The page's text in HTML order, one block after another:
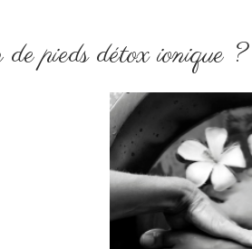
de pieds détox ionique ?